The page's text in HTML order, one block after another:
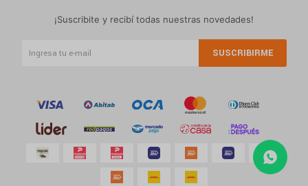
¡Suscribite y recibí todas nuestras novedades!
SUSCRIBIRME